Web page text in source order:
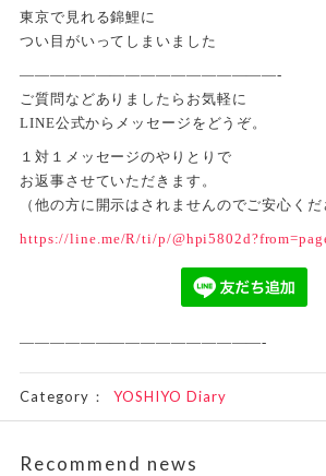
東京で見れる錦鯉に
つい目がいってしまいました
—————————————————-
ご質問などありましたらお気軽に
LINE公式からメッセージをどうぞ。
１対１メッセージのやりとりで
お返事させていただきます。
（他の方に開示はされませんのでご安心くだ
https://line.me/R/ti/p/
————————————————-
Category： YOSHIYO Diary
Recommend news